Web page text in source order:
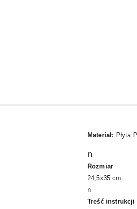
Materiał: Płyta
n
Rozmiar
24,5x35 cm
n
Treść instrukcji